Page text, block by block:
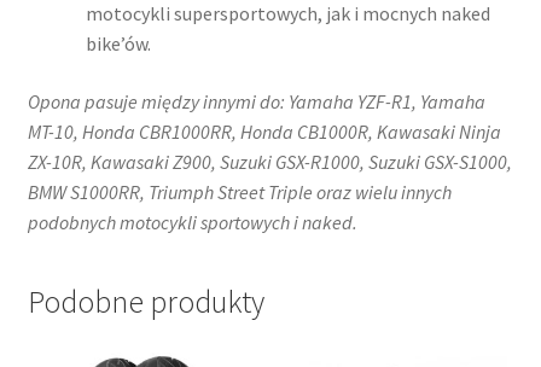
motocykli supersportowych, jak i mocnych naked
bike’ów.
Opona pasuje między innymi do: Yamaha YZF-R1, Yamaha
MT-10, Honda CBR1000RR, Honda CB1000R, Kawasaki Ninja
ZX-10R, Kawasaki Z900, Suzuki GSX-R1000, Suzuki GSX-S1000,
BMW S1000RR, Triumph Street Triple oraz wielu innych
podobnych motocykli sportowych i naked.
Podobne produkty